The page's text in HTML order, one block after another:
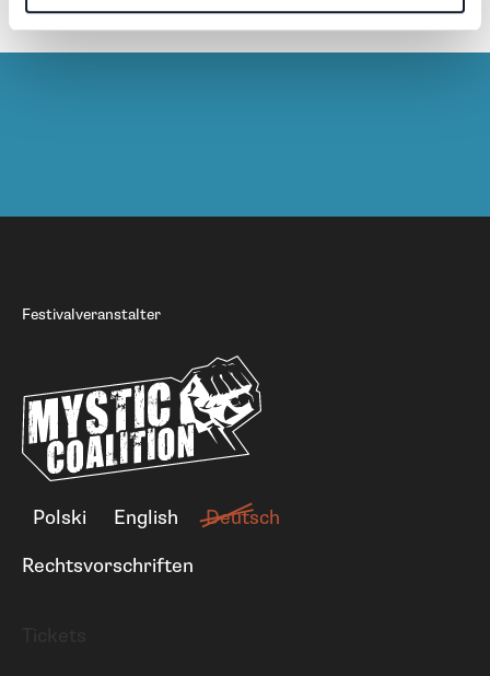
Merchandise
Festivalveranstalter
Polski English
Deutsch
Rechtsvorschriften